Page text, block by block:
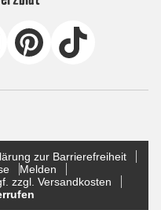
zur Barrierefreiheit
Melden
zzgl. Versandkosten